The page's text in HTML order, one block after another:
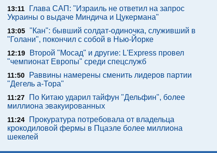
13:11
Глава САП: "Израиль не ответил на запрос
Украины о выдаче Миндича и Цукермана"
13:05 "Кан": бывший солдат-одиночка, служивший в
"Голани", покончил с собой в Нью-Йорке
12:19
Второй "Мосад" и другие: L'Express провел
"чемпионат Европы" среди спецслужб
11:50
Раввины намерены сменить лидеров партии
"Дегель а-Тора"
11:27
По Китаю ударил тайфун "Дельфин", более
миллиона эвакуированных
11:24
Прокуратура потребовала от владельца
крокодиловой фермы в Пцаэле более миллиона
шекелей